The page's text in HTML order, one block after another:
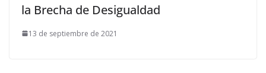
la Brecha de Desigualdad
13 de septiembre de 2021